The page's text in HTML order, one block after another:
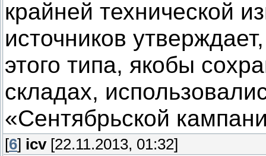
крайней технической
источников
этого типа, якобы
складах,
«Сентябрьской
[6] icv[22.11.2013, 01:32]